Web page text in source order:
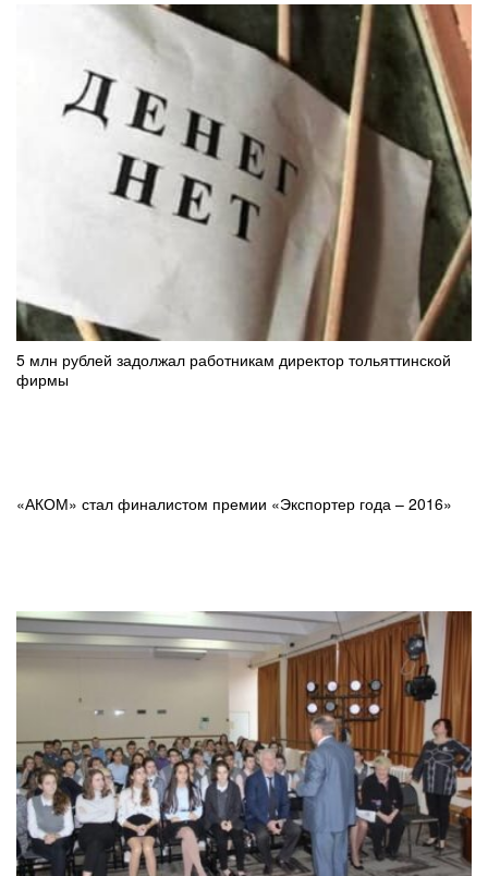
5 млн рублей задолжал работникам директор тольяттинской
фирмы
«АКОМ» стал финалистом премии «Экспортер года – 2016»